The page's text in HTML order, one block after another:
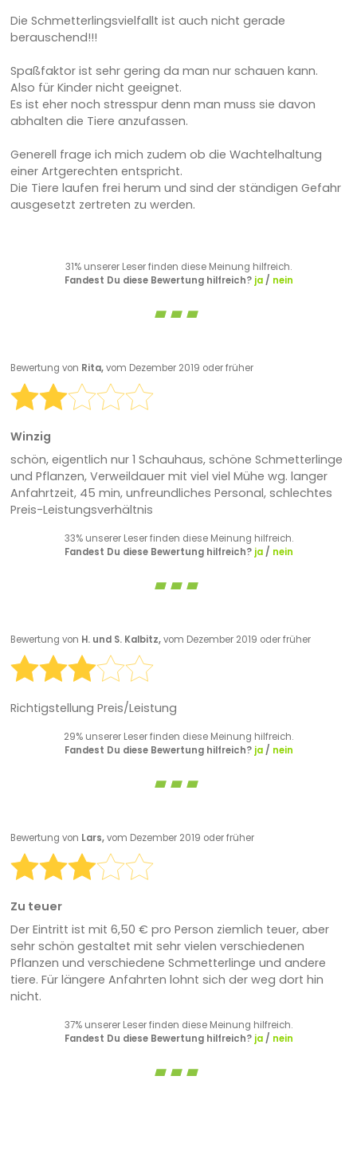
Die Schmetterlingsvielfallt ist auch nicht gerade
berauschend!!!
Spaßfaktor ist sehr gering da man nur schauen kann.
Also für Kinder nicht geeignet.
Es ist eher noch stresspur denn man muss sie davon
abhalten die Tiere anzufassen.
Generell frage ich mich zudem ob die Wachtelhaltung
einer Artgerechten entspricht.
Die Tiere laufen frei herum und sind der ständigen Gefahr
ausgesetzt zertreten zu werden.
31% unserer Leser finden diese Meinung hilfreich.
Fandest Du diese Bewertung hilfreich? ja/ nein
Bewertung von Rita,vom Dezember 2019 oder früher
Winzig
schön, eigentlich nur 1 Schauhaus, schöne Schmetterlinge
und Pflanzen, Verweildauer mit viel viel Mühe wg. langer
Anfahrtzeit, 45 min, unfreundliches Personal, schlechtes
Preis-Leistungsverhältnis
33% unserer Leser finden diese Meinung hilfreich.
Fandest Du diese Bewertung hilfreich? ja/ nein
Bewertung von H. und S. Kalbitz,vom Dezember 2019 oder früher
Richtigstellung Preis/Leistung
29% unserer Leser finden diese Meinung hilfreich.
Fandest Du diese Bewertung hilfreich? ja/ nein
Bewertung von Lars,vom Dezember 2019 oder früher
Zu teuer
Der Eintritt ist mit 6,50 € pro Person ziemlich teuer, aber
sehr schön gestaltet mit sehr vielen verschiedenen
Pflanzen und verschiedene Schmetterlinge und andere
tiere. Für längere Anfahrten lohnt sich der weg dort hin
nicht.
37% unserer Leser finden diese Meinung hilfreich.
Fandest Du diese Bewertung hilfreich? ja/ nein